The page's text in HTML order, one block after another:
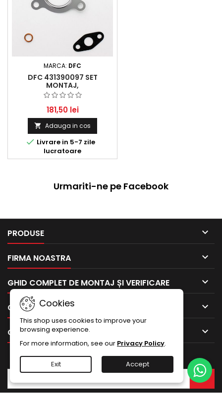
MARCA: DFC
DFC 431390097 SET
MONTAJ,
TURBOCOMPRESOR
181,50 lei
 Adauga in cos
 Livrare in 5-7 zile
lucratoare
Urmariti-ne pe Facebook
PRODUSE 
FIRMA NOASTRA 
GHID COMPLET DE MONTAJ ȘI VERIFICARE 
CONTUL TAU 
CONTACTEAZA-NE 
Cookies
This shop uses cookies to improve your
browsing experience.
For more information, see our Privacy Policy.
Exit Accept
BULETIN INFORMATIV